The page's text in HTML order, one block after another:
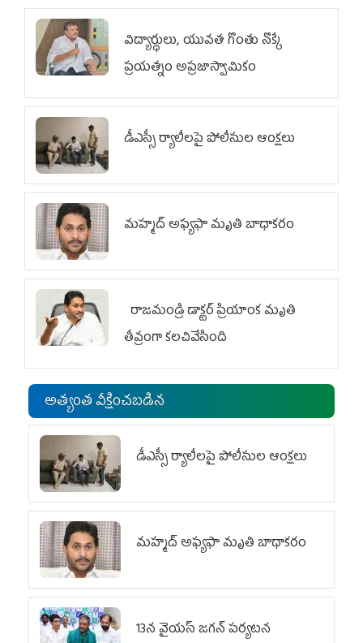
విద్యార్థులు, యువత గొంతు నొక్కే
ప్రయత్నం అప్రజాస్వామికం
డీఎస్సీ ర్యాలీలపై పోలీసుల ఆంక్షలు
మహ్మద్‌ అఫ్యఫా మృతి బాధాకరం
రాజమండ్రి డాక్టర్‌ ప్రియాంక మృతి
తీవ్రంగా కలచివేసింది
అత్యంత వీక్షించబడిన
డీఎస్సీ ర్యాలీలపై పోలీసుల ఆంక్షలు
మహ్మద్‌ అఫ్యఫా మృతి బాధాకరం
13న వైయస్‌ జగన్‌ పర్యటన